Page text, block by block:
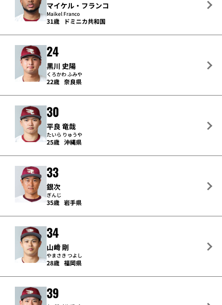
マイケル・フランコ
Maikel Franco
31歳 ドミニカ共和国
24
黒川 史陽
くろかわ ふみや
22歳 奈良県
30
平良 竜哉
たいら りゅうや
25歳 沖縄県
33
銀次
ぎんじ
35歳 岩手県
34
山﨑 剛
やまさき つよし
28歳 福岡県
39